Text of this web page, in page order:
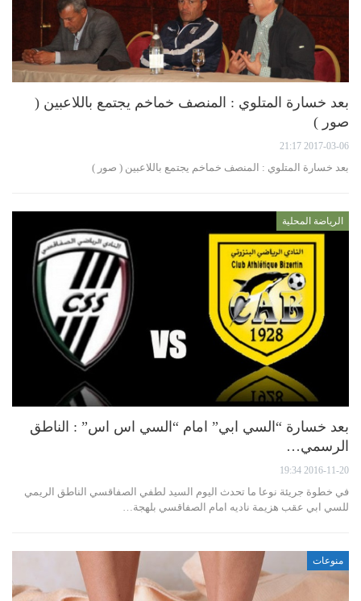
بعد خسارة المتلوي : المنصف خماخم يجتمع باللاعبين (
صور )
2017-03-06 21:17
بعد خسارة المتلوي : المنصف خماخم يجتمع باللاعبين ( صور )
الرياضة المحلية
بعد خسارة “السي ابي” امام “السي اس اس” : الناطق
الرسمي…
2016-11-20 19:34
في خطوة جريئة نوعا ما تحدث اليوم السيد لطفي الصفاقسي الناطق الريمي
للسي ابي عقب هزيمة ناديه امام الصفاقسي بلهجة…
منوعات